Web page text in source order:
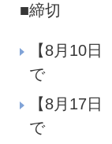
■締切
【8月10
で
【8月17
で